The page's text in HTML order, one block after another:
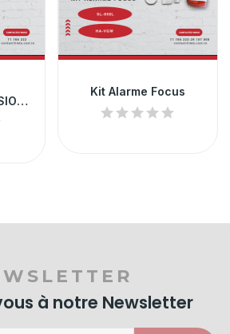
Pack Alarme HIKVISION AX Pro 64 Zones 433Mhz
Kit Alarme Focus
à notre Newsletter